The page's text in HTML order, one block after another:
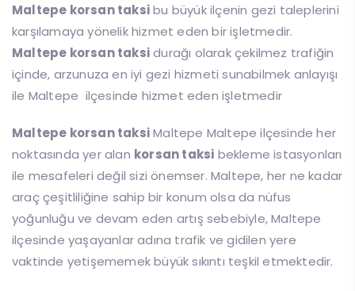
Maltepe korsan taksibu büyük ilçenin gezi taleplerini
karşılamaya yönelik hizmet eden bir işletmedir.
Maltepe korsan taksidurağı olarak çekilmez trafiğin
içinde, arzunuza en iyi gezi hizmeti sunabilmek anlayışı
ile Maltepe ilçesinde hizmet eden işletmedir
Maltepe korsan taksiMaltepe Maltepe ilçesinde her
noktasında yer alan korsan taksi bekleme istasyonları
ile mesafeleri değil sizi önemser. Maltepe, her ne kadar
araç çeşitliliğine sahip bir konum olsa da nüfus
yoğunluğu ve devam eden artış sebebiyle, Maltepe
ilçesinde yaşayanlar adına trafik ve gidilen yere
vaktinde yetişememek büyük sıkıntı teşkil etmektedir.